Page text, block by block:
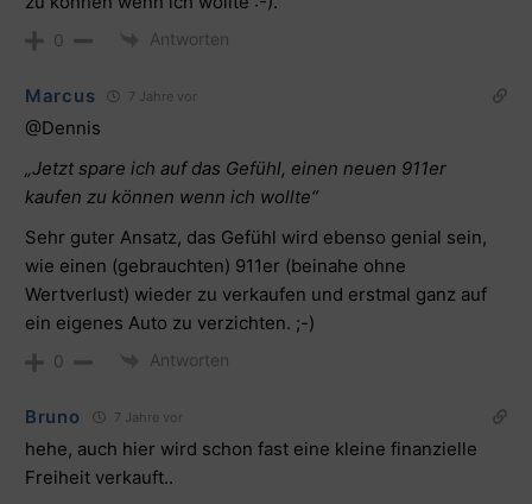
0 Antworten
Marcus 7 Jahre vor
@Dennis
„Jetzt spare ich auf das Gefühl, einen neuen 911er
kaufen zu können wenn ich wollte“
Sehr guter Ansatz, das Gefühl wird ebenso genial sein,
wie einen (gebrauchten) 911er (beinahe ohne
Wertverlust) wieder zu verkaufen und erstmal ganz auf
ein eigenes Auto zu verzichten. ;-)
0 Antworten
Bruno 7 Jahre vor
hehe, auch hier wird schon fast eine kleine finanzielle
Freiheit verkauft..